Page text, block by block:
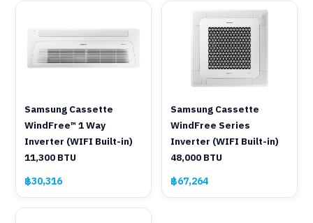
Samsung Cassette
WindFree™ 1 Way
Inverter (WIFI Built-in)
11,300 BTU
฿30,316
Samsung Cassette
WindFree Series
Inverter (WIFI Built-in)
48,000 BTU
฿67,264